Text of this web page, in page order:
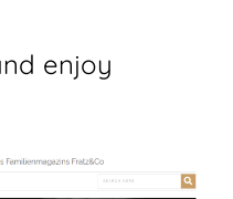
enjoy